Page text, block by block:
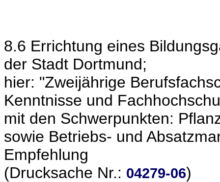
8.6 Errichtung eines
der Stadt Dortmund;
hier: "Zweijährige
Kenntnisse und
mit den Schwerpunkten:
sowie Betriebs- und
Empfehlung
(Drucksache Nr.: 04279-06)